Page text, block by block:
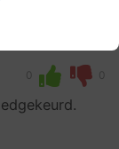
0 0